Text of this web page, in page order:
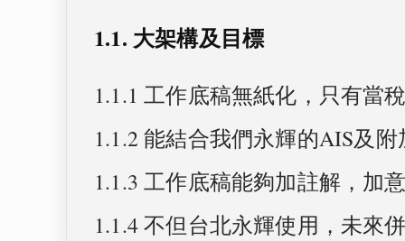
1.1. 大架構及目標
1.1.1 工作底稿無紙化，只有當
1.1.2 能結合我們永輝的AIS及
1.1.3 工作底稿能夠加註解，加
1.1.4 不但台北永輝使用，未來